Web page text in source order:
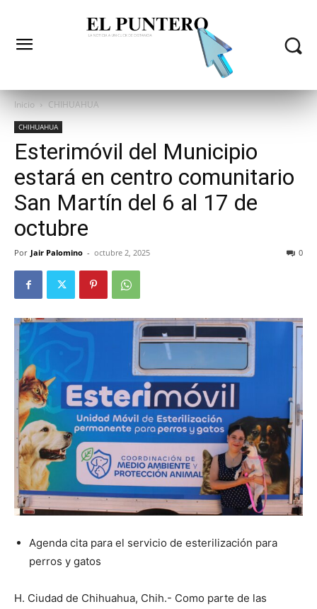
Inicio CHIHUAHUA
CHIHUAHUA
Esterimóvil del Municipio
estará en centro comunitario
San Martín del 6 al 17 de
octubre
Por Jair Palomino - octubre 2, 2025 0
Agenda cita para el servicio de esterilización para
perros y gatos
H. Ciudad de Chihuahua, Chih.- Como parte de las